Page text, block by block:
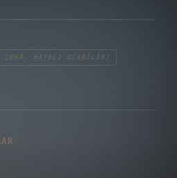
ZEKÂ, HATALI OLABILIR)